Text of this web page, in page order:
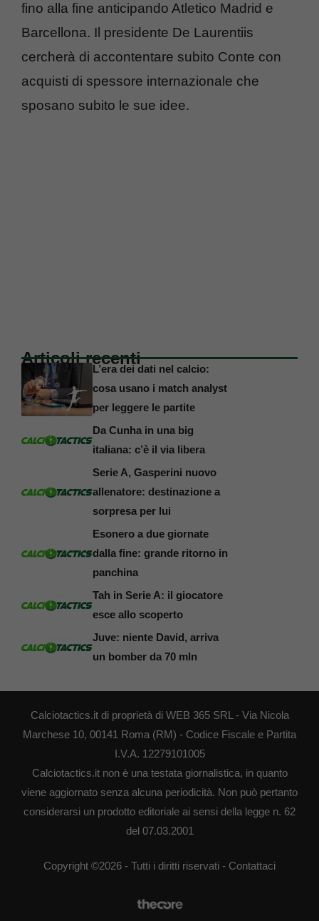
fino alla fine anticipando Atletico Madrid e
Barcellona. Il presidente De Laurentiis
cercherà di accontentare subito Conte con
acquisti di spessore internazionale che
sposano subito le sue idee.
Articoli recenti
L’era dei dati nel calcio:
cosa usano i match analyst
per leggere le partite
Da Cunha in una big
italiana: c’è il via libera
Serie A, Gasperini nuovo
allenatore: destinazione a
sorpresa per lui
Esonero a due giornate
dalla fine: grande ritorno in
panchina
Tah in Serie A: il giocatore
esce allo scoperto
Juve: niente David, arriva
un bomber da 70 mln
Calciotactics.it di proprietà di WEB 365 SRL - Via Nicola
Marchese 10, 00141 Roma (RM) - Codice Fiscale e Partita
I.V.A. 12279101005
Calciotactics.it non è una testata giornalistica, in quanto
viene aggiornato senza alcuna periodicità. Non può pertanto
considerarsi un prodotto editoriale ai sensi della legge n. 62
del 07.03.2001
Copyright ©2026 - Tutti i diritti riservati - Contattaci